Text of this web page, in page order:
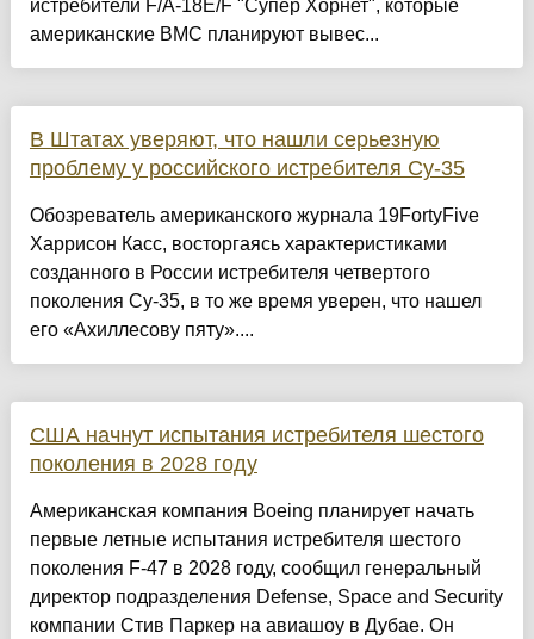
истребители F/A-18E/F "Супер Хорнет", которые
американские ВМС планируют вывес...
В Штатах уверяют, что нашли серьезную
проблему у российского истребителя Су-35
Обозреватель американского журнала 19FortyFive
Харрисон Касс, восторгаясь характеристиками
созданного в России истребителя четвертого
поколения Су-35, в то же время уверен, что нашел
его «Ахиллесову пяту»....
США начнут испытания истребителя шестого
поколения в 2028 году
Американская компания Boeing планирует начать
первые летные испытания истребителя шестого
поколения F-47 в 2028 году, сообщил генеральный
директор подразделения Defense, Space and Security
компании Стив Паркер на авиашоу в Дубае. Он